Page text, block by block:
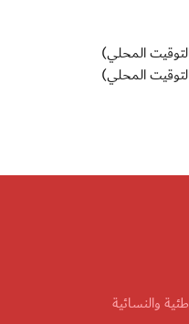
والنسائية